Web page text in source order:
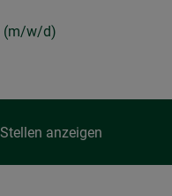
(m/w/d)
anzeigen